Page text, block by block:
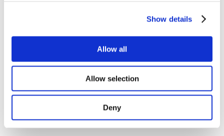
Show details
Allow all
Allow selection
Deny
Concertos